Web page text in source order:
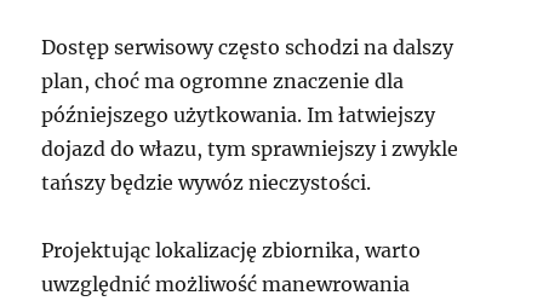
Dostęp serwisowy często schodzi na dalszy
plan, choć ma ogromne znaczenie dla
późniejszego użytkowania. Im łatwiejszy
dojazd do włazu, tym sprawniejszy i zwykle
tańszy będzie wywóz nieczystości.
Projektując lokalizację zbiornika, warto
uwzględnić możliwość manewrowania